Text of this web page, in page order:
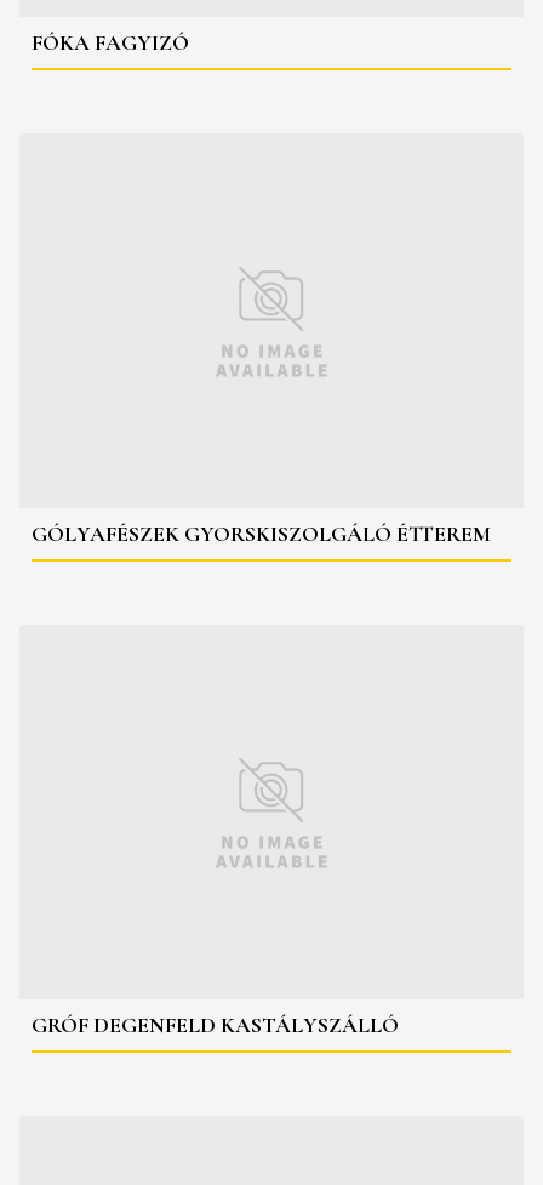
FÓKA FAGYIZÓ
GÓLYAFÉSZEK GYORSKISZOLGÁLÓ ÉTTEREM
GRÓF DEGENFELD KASTÁLYSZÁLLÓ